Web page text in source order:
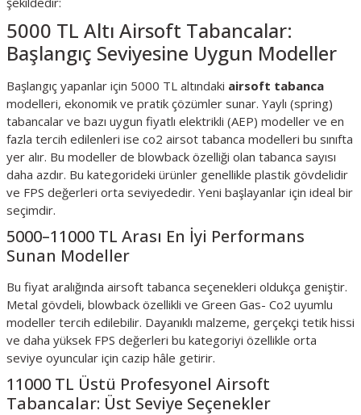
5000 TL Altı Airsoft Tabancalar:
Başlangıç Seviyesine Uygun Modeller
Başlangıç yapanlar için 5000 TL altındaki airsoft tabanca
modelleri, ekonomik ve pratik çözümler sunar. Yaylı (spring)
tabancalar ve bazı uygun fiyatlı elektrikli (AEP) modeller ve en
fazla tercih edilenleri ise co2 airsot tabanca modelleri bu sınıfta
yer alır. Bu modeller de blowback özelliği olan tabanca sayısı
daha azdır. Bu kategorideki ürünler genellikle plastik gövdelidir
ve FPS değerleri orta seviyededir. Yeni başlayanlar için ideal bir
seçimdir.
5000–11000 TL Arası En İyi Performans
Sunan Modeller
Bu fiyat aralığında airsoft tabanca seçenekleri oldukça geniştir.
Metal gövdeli, blowback özellikli ve Green Gas- Co2 uyumlu
modeller tercih edilebilir. Dayanıklı malzeme, gerçekçi tetik hissi
ve daha yüksek FPS değerleri bu kategoriyi özellikle orta
seviye oyuncular için cazip hâle getirir.
11000 TL Üstü Profesyonel Airsoft
Tabancalar: Üst Seviye Seçenekler